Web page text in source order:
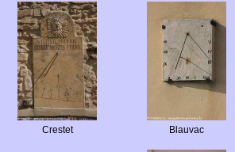
Crestet Blauvac